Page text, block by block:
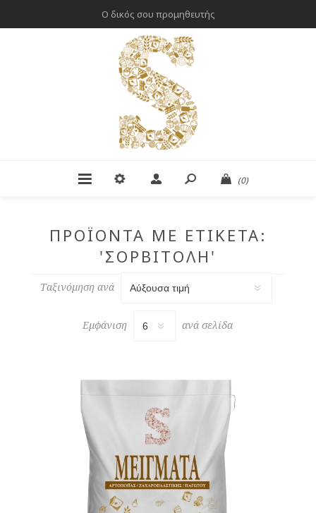
Ο δικός σου προμηθευτής
(0)
ΠΡΟΪΌΝΤΑ ΜΕ ΕΤΙΚΈΤΑ:
'ΣΟΡΒΙΤΌΛΗ'
Ταξινόμηση ανά
Εμφάνιση ανά σελίδα